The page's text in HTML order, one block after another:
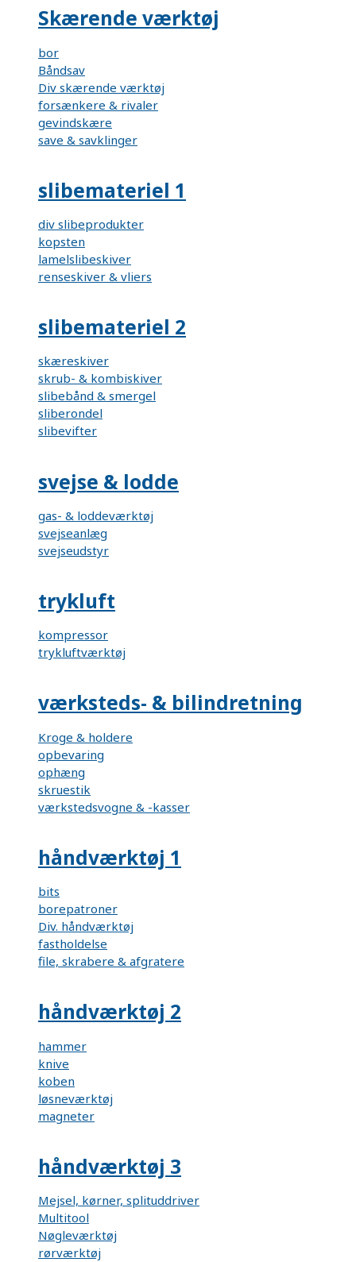
Skærende værktøj
bor
Båndsav
Div skærende værktøj
forsænkere & rivaler
gevindskære
save & savklinger
slibemateriel 1
div slibeprodukter
kopsten
lamelslibeskiver
renseskiver & vliers
slibemateriel 2
skæreskiver
skrub- & kombiskiver
slibebånd & smergel
sliberondel
slibevifter
svejse & lodde
gas- & loddeværktøj
svejseanlæg
svejseudstyr
trykluft
kompressor
trykluftværktøj
værksteds- & bilindretning
Kroge & holdere
opbevaring
ophæng
skruestik
værkstedsvogne & -kasser
håndværktøj 1
bits
borepatroner
Div. håndværktøj
fastholdelse
file, skrabere & afgratere
håndværktøj 2
hammer
knive
koben
løsneværktøj
magneter
håndværktøj 3
Mejsel, kørner, splituddriver
Multitool
Nøgleværktøj
rørværktøj